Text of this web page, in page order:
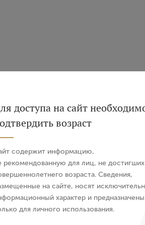
Muscat de Saint Jean
Белое, Сладкое, 0.5 л
3 078 ₽
доступа на сайт
возраст
содержит информацию,
рекомендованную для лиц, не достигших
возраста. Сведения,
на сайте, носят
характер и предназначены
для личного использования.
Авторизация
Пароль